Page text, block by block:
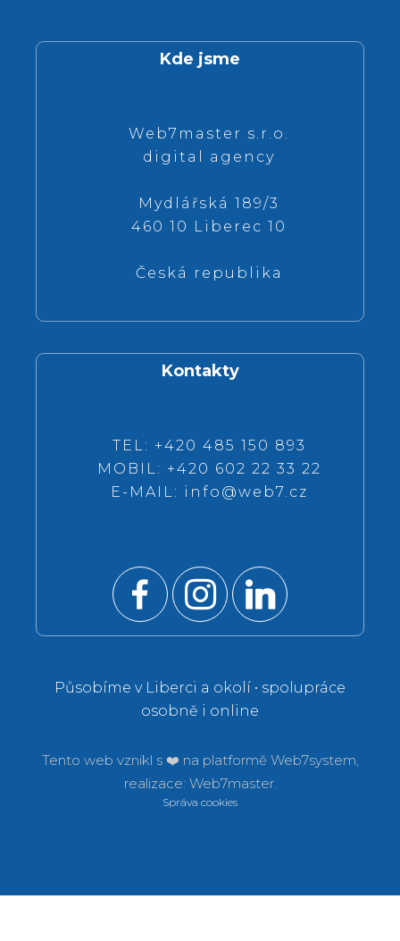
Kde jsme
Web7master s.r.o.
digital agency
Mydlářská 189/3
460 10 Liberec 10
Česká republika
Kontakty
TEL: +420 485 150 893
MOBIL: +420 602 22 33 22
E-MAIL: info@web7.cz
Působíme v Liberci a okolí • spolupráce
osobně i online
Tento web vznikl s ❤️ na platformě Web7system,
realizace: Web7master.
Správa cookies